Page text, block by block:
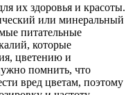
их здоровья и красоты.
или минеральный
питательные
которые
цветению и
помнить, что
вред цветам, поэтому